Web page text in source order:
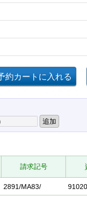
請求記号
2891/MA83/